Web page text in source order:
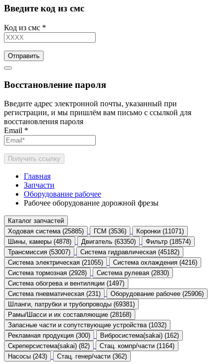
Введите код из смс
Код из смс *
Отправить
Восстановление пароля
Введите адрес электронной почты, указанный при
регистрации, и мы пришлём вам письмо с ссылкой для
восстановления пароля
Email *
Получить ссылку
Главная
Запчасти
Оборудование рабочее
Рабочее оборудование дорожной фрезы
Каталог запчастей
Ходовая система (25885)
ГСМ (3536)
Коронки (11071)
Шины, камеры (4878)
Двигатель (63350)
Фильтр (18574)
Трансмиссия (53007)
Система гидравлическая (45182)
Система электрическая (21055)
Система охлаждения (4216)
Система тормозная (2928)
Система рулевая (2830)
Система обогрева и вентиляции (1497)
Система пневматическая (231)
Оборудование рабочее (25906)
Шланги, патрубки и трубопроводы (69381)
Рамы/Шасси и их составляющие (28168)
Запасные части и сопутствующие устройства (1032)
Рекламная продукция (300)
Вибросистема(sakai) (162)
Скреперсистема(sakai) (82)
Стац. компр/части (1164)
Насосы (243)
Стац. генер/части (362)